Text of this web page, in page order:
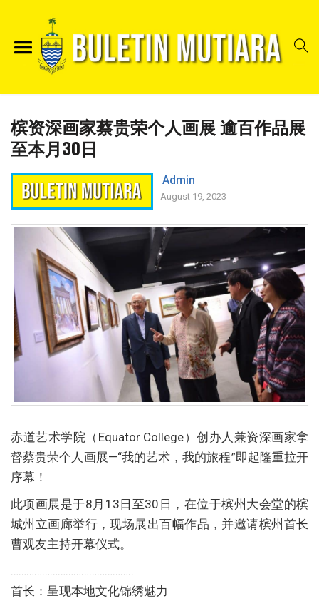
槟资深画家蔡贵荣个人画展 逾百作品展
至本月30日
Admin
August 19, 2023
赤道艺术学院（Equator College）创办人兼资深画家拿
督蔡贵荣个人画展—“我的艺术，我的旅程”即起隆重拉开
序幕！
此项画展是于8月13日至30日，在位于槟州大会堂的槟
城州立画廊举行，现场展出百幅作品，并邀请槟州首长
曹观友主持开幕仪式。
………………………………………..
首长：呈现本地文化锦绣魅力